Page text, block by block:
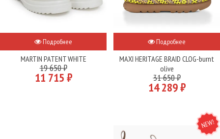
Подробнее
MARTIN PATENT WHITE
19 650 ₽
11 715 ₽
Подробнее
MAXI HERITAGE BRAID CLOG-burnt
olive
31 650 ₽
14 289 ₽
NEW